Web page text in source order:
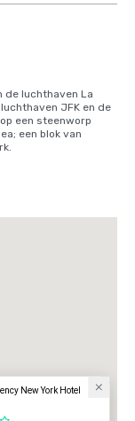
de luchthaven La
JFK en de
een steenworp
een blok van
New York Hotel